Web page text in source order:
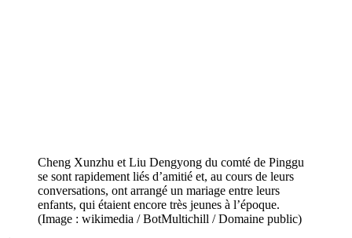
Cheng Xunzhu et Liu Dengyong du comté de Pinggu
se sont rapidement liés d’amitié et, au cours de leurs
conversations, ont arrangé un mariage entre leurs
enfants, qui étaient encore très jeunes à l’époque.
(Image : wikimedia / BotMultichill / Domaine public)